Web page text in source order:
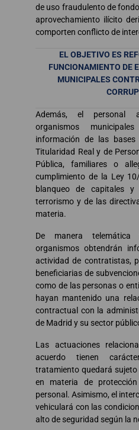
de uso fraudulento de
aprovechamiento ilícito
comporten conflicto de
EL OBJETIVO ES
FUNCIONAMIENTO DE
MUNICIPALES
Además, el personal
organismos
información de las
Titularidad Real y de
Pública, familiares o
cumplimiento de la Ley
blanqueo de capitales
terrorismo y de las
materia.
De manera telemática
organismos obtendrán
actividad de contratistas,
beneficiarias de
como de las personas o
hayan mantenido una
contractual con la
de Madrid y su sector
Las actuaciones
acuerdo tienen
tratamiento quedará
en materia de
personal. Asimismo, el
vehiculará con las
alto de seguridad según la